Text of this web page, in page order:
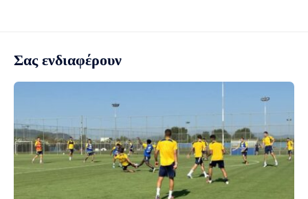
Σας ενδιαφέρουν